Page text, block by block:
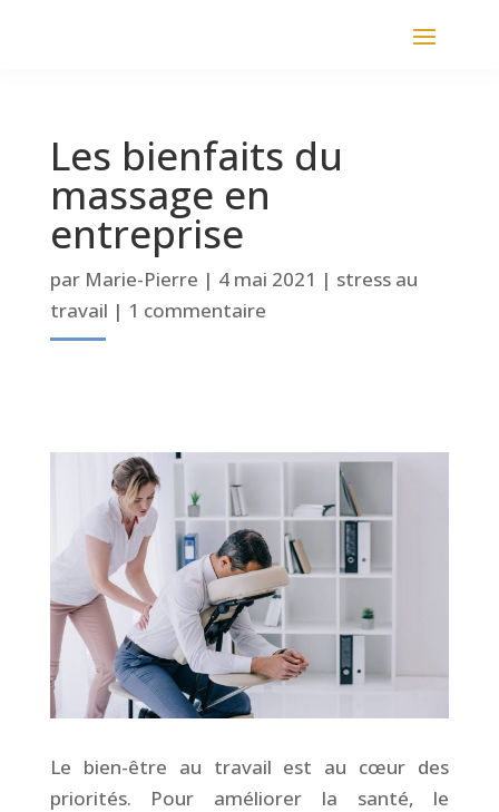
Les bienfaits du
massage en
entreprise
par Marie-Pierre | 4 mai 2021 | stress au
travail | 1 commentaire
Le bien-être au travail est au cœur des
priorités. Pour améliorer la santé, le